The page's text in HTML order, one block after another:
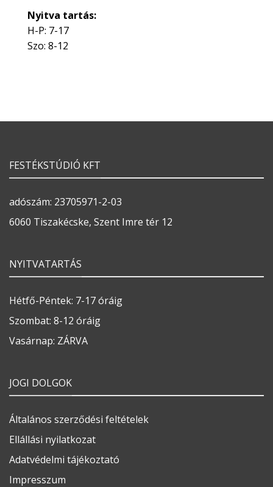
Nyitva tartás:
H-P: 7-17
Szo: 8-12
FESTÉKSTÚDIÓ KFT
adószám: 23705971-2-03
6060 Tiszakécske, Szent Imre tér 12
NYITVATARTÁS
Hétfő-Péntek: 7-17 óráig
Szombat: 8-12 óráig
Vasárnap: ZÁRVA
JOGI DOLGOK
Általános szerződési feltételek
Ellállási nyilatkozat
Adatvédelmi tájékoztató
Impresszum